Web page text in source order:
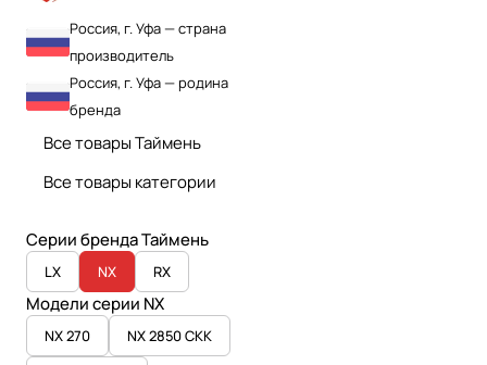
Россия, г. Уфа — страна
производитель
Россия, г. Уфа — родина
бренда
Все товары Таймень
Все товары категории
Серии бренда Таймень
LX NX RX
Модели серии NX
NX 270 NX 2850 СКК